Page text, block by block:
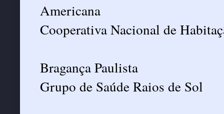
Americana
Cooperativa Nacional de
Bragança Paulista
Grupo de Saúde Raios de Sol